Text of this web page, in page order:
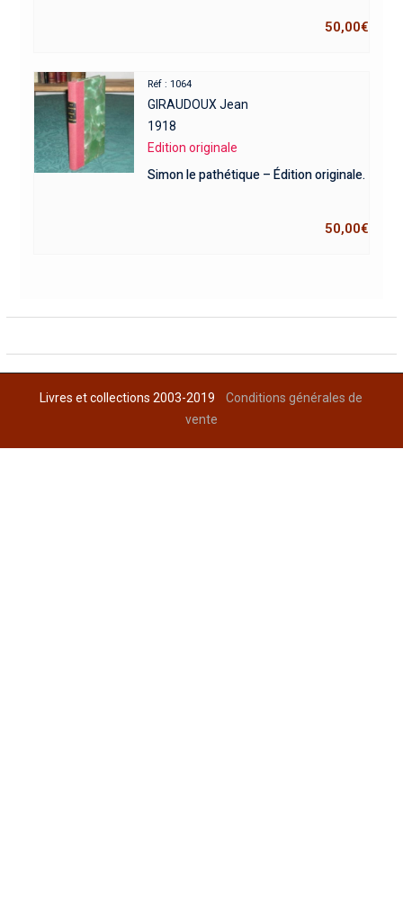
50,00€
Réf : 1064
GIRAUDOUX Jean
1918
Edition originale
Simon le pathétique – Édition originale.
50,00€
Livres et collections 2003-2019Conditions générales de
vente